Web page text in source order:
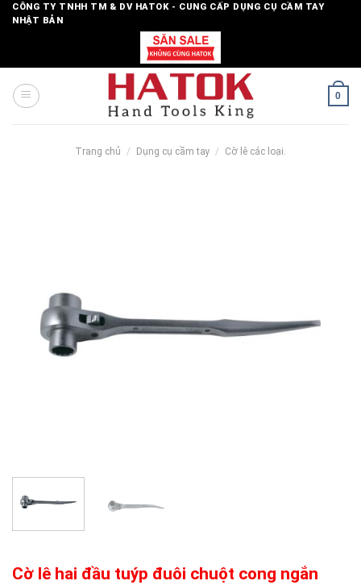
SkipCÔNG TY TNHH TM & DV HATOK - CUNG CẤP DỤNG CỤ CẦM TAY
NHẬT BẢN
0
Trang chủ / Dụng cụ cầm tay / Cờ lê các loại.
Cờ lê hai đầu tuýp đuôi chuột cong ngắn